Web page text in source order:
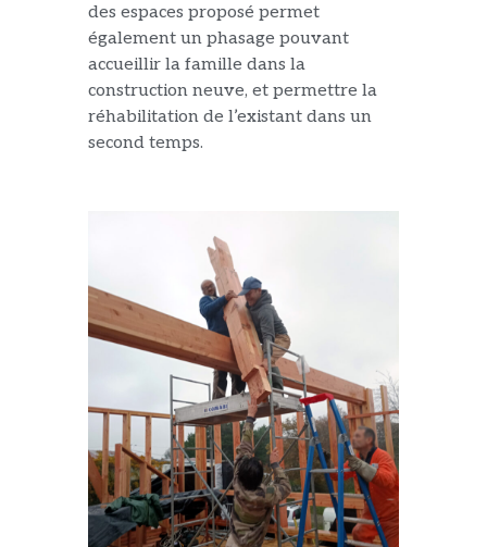
des espaces proposé permet
également un phasage pouvant
accueillir la famille dans la
construction neuve, et permettre la
réhabilitation de l’existant dans un
second temps.